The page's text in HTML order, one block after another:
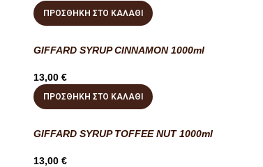
ΠΡΟΣΘΉΚΗ ΣΤΟ ΚΑΛΆΘΙ
GIFFARD SYRUP CINNAMON 1000ml
13,00 €
ΠΡΟΣΘΉΚΗ ΣΤΟ ΚΑΛΆΘΙ
GIFFARD SYRUP TOFFEE NUT 1000ml
13,00 €